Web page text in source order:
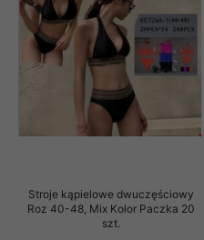
Stroje kąpielowe dwuczęściowy
Roz 40-48, Mix Kolor Paczka 20
szt.
gdy wyrazili na to
wyraźnie wskazanego
promocjach,
Państwa prywatności, w